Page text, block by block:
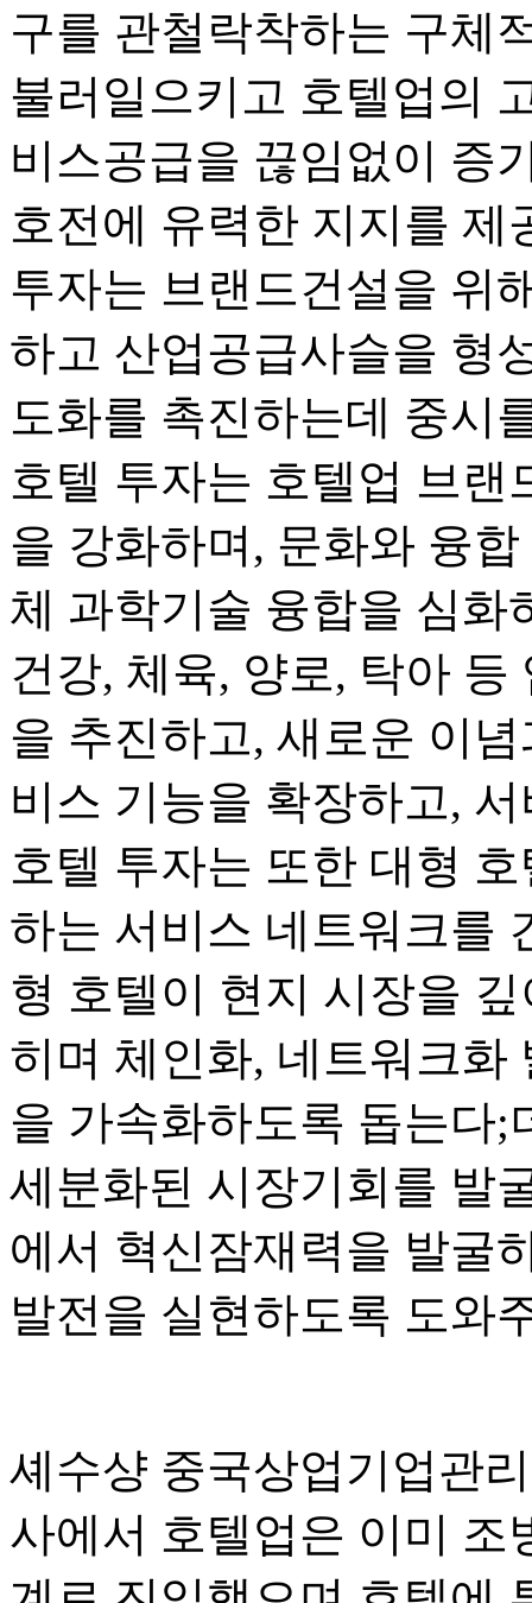
구를 관철락착하는 구체
불러일으키고 호텔업의
비스공급을 끊임없이 증
호전에 유력한 지지를
투자는 브랜드건설을 위
하고 산업공급사슬을 형
도화를 촉진하는데 중시
호텔 투자는 호텔업 브랜
을 강화하며, 문화와 융
체 과학기술 융합을 심화
건강, 체육, 양로, 탁아
을 추진하고, 새로운 이
비스 기능을 확장하고,
호텔 투자는 또한 대형
하는 서비스 네트워크를
형 호텔이 현지 시장을
히며 체인화, 네트워크화
을 가속화하도록 돕는다;
세분화된 시장기회를 발
에서 혁신잠재력을 발굴
발전을 실현하도록 도와
셰수샹 중국상업기업관
사에서 호텔업은 이미 조